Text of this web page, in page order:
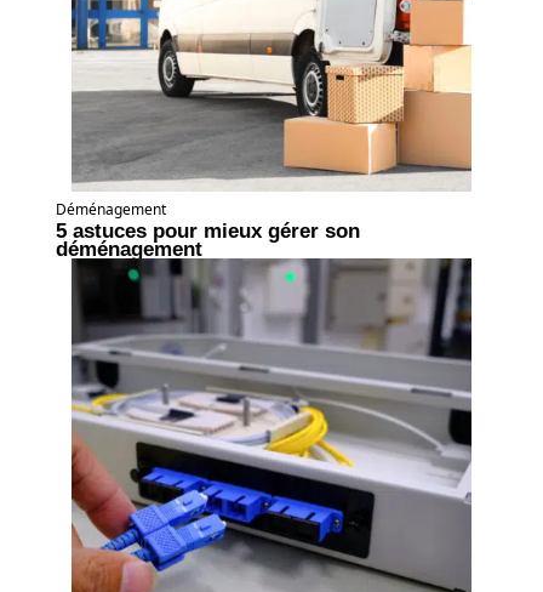
Déménagement
5 astuces pour mieux gérer son
déménagement